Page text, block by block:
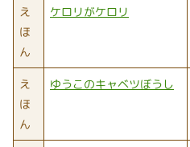
え
ほ
ん
ケロリがケロリ
え
ほ
ん
ゆうこのキャベツぼうし